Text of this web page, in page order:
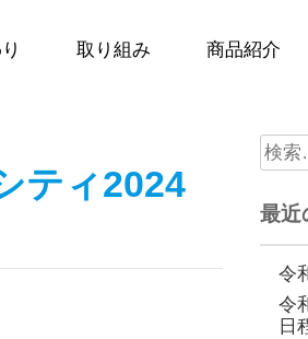
取り組み 商品紹介
ティ2024
検
索:
最近
令
令
日